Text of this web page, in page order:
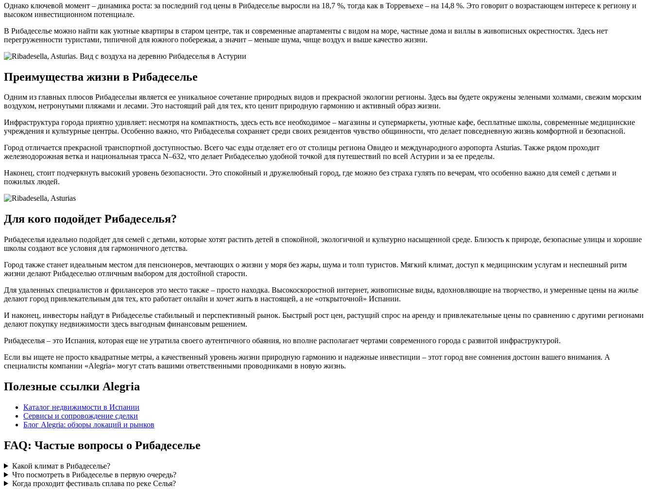
Однако ключевой момент – динамика роста: за последний год цены в Рибадеселье выросли на 18,7 %, тогда как в Торревьехе – на 14,8 %. Это говорит о возрастающем интересе к региону и
высоком инвестиционном потенциале.
В Рибадеселье можно найти как уютные квартиры в старом центре, так и современные апартаменты с видом на море, частные дома и виллы в живописных окрестностях. Здесь нет
перегруженности туристами, типичной для южного побережья, а значит – меньше шума, чище воздух и выше качество жизни.
Преимущества жизни в Рибадеселье
Одним из главных плюсов Рибадесельи является ее уникальное сочетание природных видов и прекрасной экологии регионы. Здесь вы будете окружены зелеными холмами, свежим морским
воздухом, нетронутыми пляжами и лесами. Это настоящий рай для тех, кто ценит природную гармонию и активный образ жизни.
Инфраструктура города приятно удивляет: несмотря на компактность, здесь есть все необходимое – магазины и супермаркеты, уютные кафе, бесплатные школы, современные медицинские
учреждения и культурные центры. Особенно важно, что Рибадеселья сохраняет среди своих резидентов чувство общинности, что делает повседневную жизнь комфортной и безопасной.
Город отличается прекрасной транспортной доступностью. Всего час езды отделяет его от столицы региона Овидео и международного аэропорта Asturias. Также рядом проходит
железнодорожная ветка и национальная трасса N–632, что делает Рибадеселью удобной точкой для путешествий по всей Астурии и за ее пределы.
Наконец, стоит подчеркнуть высокий уровень безопасности. Это спокойный и дружелюбный город, где можно без страха гулять по вечерам, что особенно важно для семей с детьми и
пожилых людей.
Для кого подойдет Рибадеселья?
Рибадеселья идеально подойдет для семей с детьми, которые хотят растить детей в спокойной, экологичной и культурно насыщенной среде. Близость к природе, безопасные улицы и хорошие
школы создают все условия для гармоничного детства.
Город также станет идеальным местом для пенсионеров, мечтающих о жизни у моря без жары, шума и толп туристов. Мягкий климат, доступ к медицинским услугам и неспешный ритм
жизни делают Рибадеселью отличным выбором для достойной старости.
Для удаленных специалистов и фрилансеров это место также – просто находка. Высокоскоростной интернет, живописные виды, вдохновляющие на творчество, и умеренные цены на жилье
делают город привлекательным для тех, кто работает онлайн и хочет жить в настоящей, а не «открыточной» Испании.
И наконец, инвесторы найдут в Рибадеселье стабильный и перспективный рынок. Быстрый рост цен, растущий спрос на аренду и привлекательные цены по сравнению с другими регионами
делают покупку недвижимости здесь выгодным финансовым решением.
Рибадеселья – это Испания, которая еще не утратила своего аутентичного обаяния, но вполне располагает чертами современного города с развитой инфраструктурой.
Если вы ищете не просто квадратные метры, а качественный уровень жизни природную гармонию и надежные инвестиции – этот город вне сомнения достоин вашего внимания. А
специалисты компании «Alegria» могут стать вашими ответственными проводниками в новую жизнь.
Полезные ссылки Alegria
Каталог недвижимости в Испании
Сервисы и сопровождение сделки
Блог Alegria: обзоры локаций и рынков
FAQ: Частые вопросы о Рибадеселье
Какой климат в Рибадеселье?
Что посмотреть в Рибадеселье в первую очередь?
Когда проходит фестиваль сплава по реке Селья?